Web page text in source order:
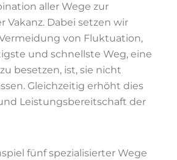
aller Wege zur
Vakanz. Dabei setzen wir
von Fluktuation,
und schnellste Weg, eine
besetzen, ist, sie nicht
Gleichzeitig erhöht dies
Leistungsbereitschaft der
fünf spezialisierter Wege